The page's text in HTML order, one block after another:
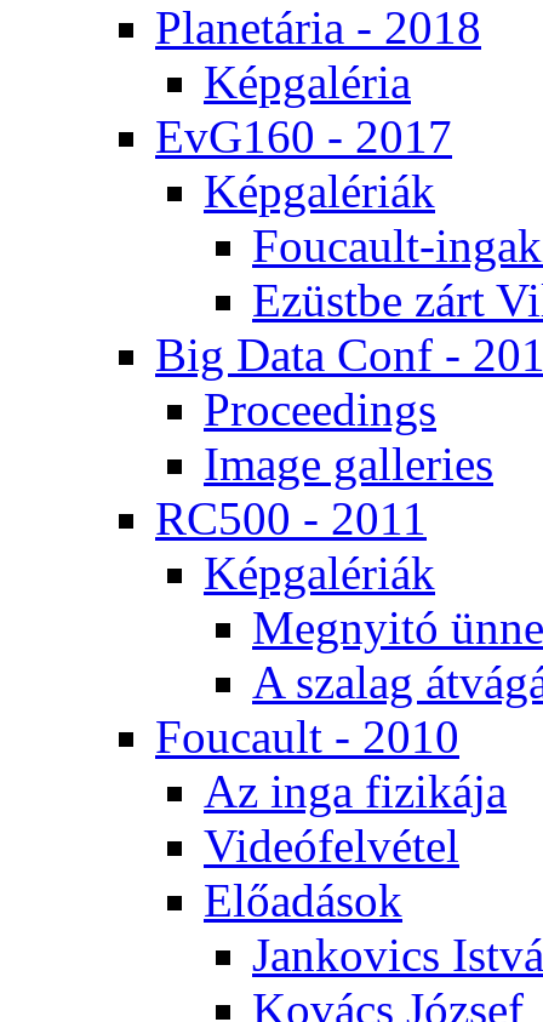
Pla­ne­tá­ria - 2018
Kép­ga­lé­ria
EvG160 - 2017
Kép­ga­lé­ri­ák
Fo­u­ca­ult-
Ezüst­be zárt
Big Da­ta Conf -
Pro­ce­e­dings
Image gal­le­ri­es
RC500 - 2011
Kép­ga­lé­ri­ák
Meg­nyi­tó
A sza­lag
Fo­u­ca­ult - 2010
Az in­ga fi­zi­ká­ja
Vi­de­ó­fel­vé­tel
Elő­adá­sok
Jan­ko­vics
Ko­vács Jó­zsef